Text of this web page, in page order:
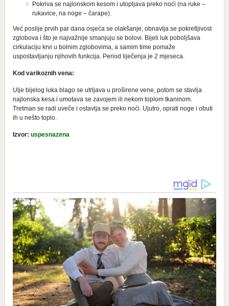
Pokriva se najlonskom kesom i utopljava preko noći (na ruke –
rukavice, na noge – čarape).
Već poslije prvih par dana osjeća se olakšanje, obnavlja se pokretljivost
zglobova i što je najvažnije smanjuju se bolovi. Bijeli luk poboljšava
cirkulaciju krvi u bolnim zglobovima, a samim time pomaže
uspostavljanju njihovih funkcija. Period liječenja je 2 mjeseca.
Kod varikoznih vena:
Ulje bijelog luka blago se utrljava u proširene vene, potom se stavlja
najlonska kesa i umotava se zavojem ili nekom toplom tkaninom.
Tretman se radi uveče i ostavlja se preko noći. Ujutro, oprati noge i obuti
ih u nešto toplo.
Izvor: uspesnazena